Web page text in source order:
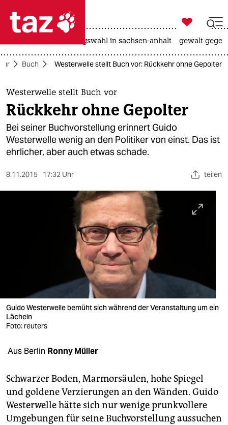
 taz zahl ich
taz zahl ich
themen
politik
öko
verlag
verlag
shop
fragen & hilfe
unterstützen
abo

taz zahl ich
landtagswahl in sachsen-anhalt gewalt
Buch Westerwelle stellt Buch vor: Rückkehr ohne Gepolter
Westerwelle stellt Buch vor
Rückkehr ohne Gepolter
Bei seiner Buchvorstellung erinnert Guido
Westerwelle wenig an den Politiker von einst. Das ist
ehrlicher, aber auch etwas schade.
8.11.2015 17:32 Uhr teilen
Guido Westerwelle bemüht sich während der Veranstaltung um ein
Lächeln
Foto: reuters
Aus Berlin Ronny Müller
Schwarzer Boden, Marmorsäulen, hohe Spiegel
und goldene Verzierungen an den Wänden. Guido
Westerwelle hätte sich nur wenige prunkvollere
Umgebungen für seine Buchvorstellung aussuchen